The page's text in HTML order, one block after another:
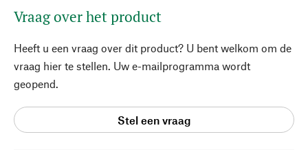
Vraag over het product
Heeft u een vraag over dit product? U bent welkom om de
vraag hier te stellen. Uw e-mailprogramma wordt
geopend.
Stel een vraag